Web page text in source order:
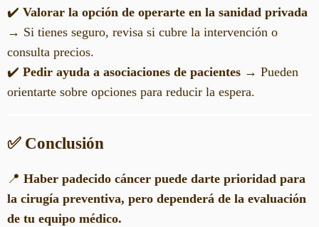
✔️ Valorar la opción de operarte en la sanidad privada
→ Si tienes seguro, revisa si cubre la intervención o
consulta precios.
✔️ Pedir ayuda a asociaciones de pacientes → Pueden
orientarte sobre opciones para reducir la espera.
✅ Conclusión
📍 Haber padecido cáncer puede darte prioridad para
la cirugía preventiva, pero dependerá de la evaluación
de tu equipo médico.